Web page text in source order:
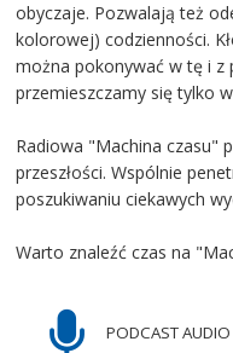
obyczaje. Pozwalają też
kolorowej) codzienności.
można pokonywać w tę i
przemieszczamy się tylko
Radiowa "Machina czasu"
przeszłości. Wspólnie
poszukiwaniu ciekawych
Warto znaleźć czas na
PODCAST AUDIO